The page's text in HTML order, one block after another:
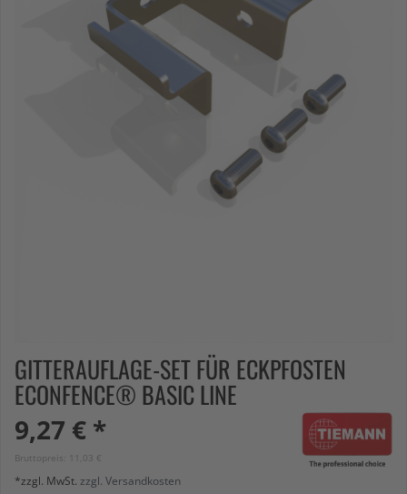
GITTERAUFLAGE-SET FÜR ECKPFOSTEN
ECONFENCE® BASIC LINE
9,27 € *
Bruttopreis: 11,03 €
*zzgl. MwSt. zzgl. Versandkosten